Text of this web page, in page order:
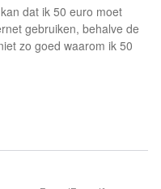
dat ik 50 euro moet
gebruiken, behalve de
zo goed waarom ik 50